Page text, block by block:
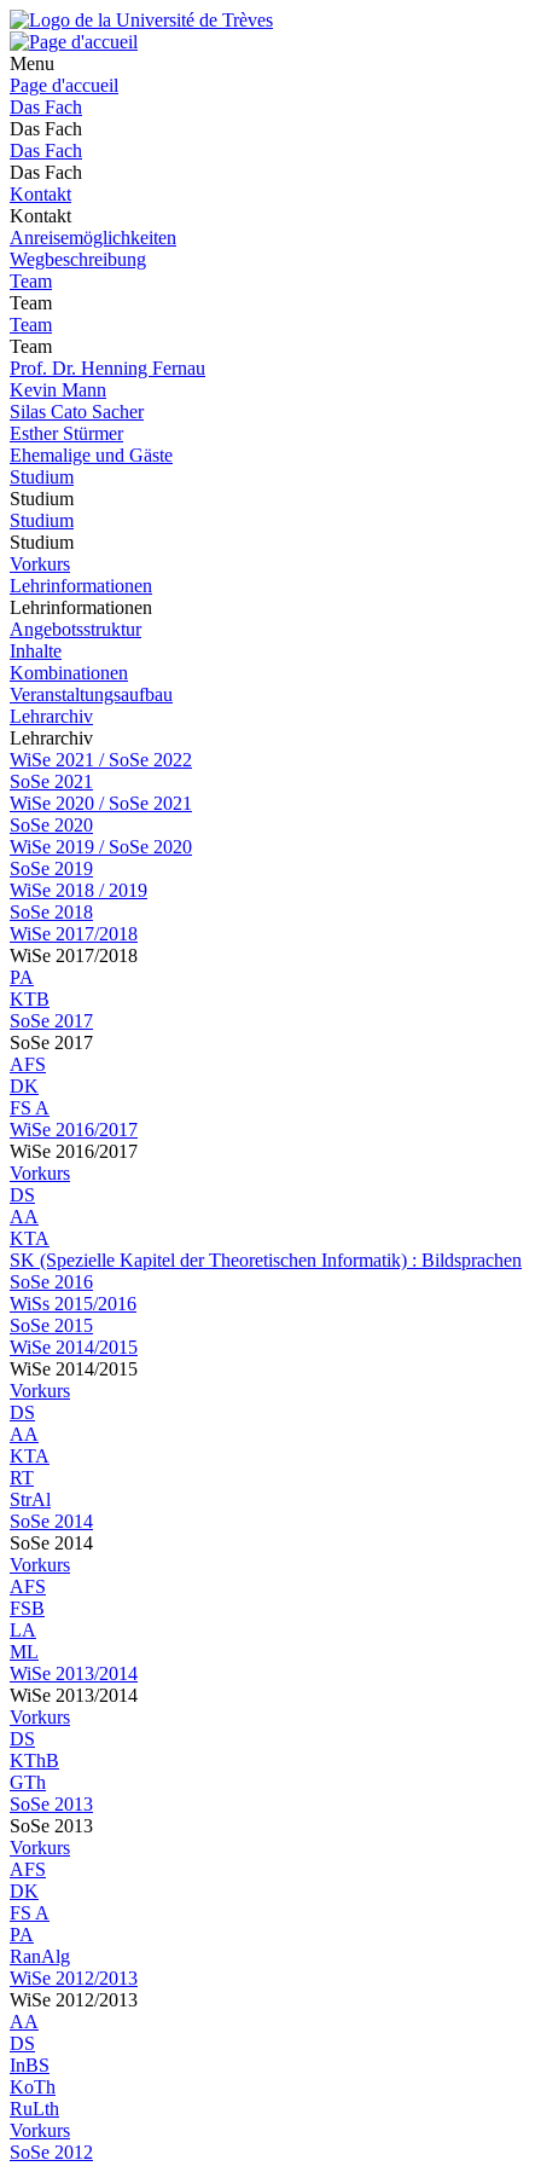
Menu
Page d'accueil
Das Fach
Das Fach
Das Fach
Das Fach
Kontakt
Kontakt
Anreisemöglichkeiten
Wegbeschreibung
Team
Team
Team
Team
Prof. Dr. Henning Fernau
Kevin Mann
Silas Cato Sacher
Esther Stürmer
Ehemalige und Gäste
Studium
Studium
Studium
Studium
Vorkurs
Lehrinformationen
Lehrinformationen
Angebotsstruktur
Inhalte
Kombinationen
Veranstaltungsaufbau
Lehrarchiv
Lehrarchiv
WiSe 2021 / SoSe 2022
SoSe 2021
WiSe 2020 / SoSe 2021
SoSe 2020
WiSe 2019 / SoSe 2020
SoSe 2019
WiSe 2018 / 2019
SoSe 2018
WiSe 2017/2018
WiSe 2017/2018
PA
KTB
SoSe 2017
SoSe 2017
AFS
DK
FS A
WiSe 2016/2017
WiSe 2016/2017
Vorkurs
DS
AA
KTA
SK (Spezielle Kapitel der Theoretischen Informatik) : Bildsprachen
SoSe 2016
WiSs 2015/2016
SoSe 2015
WiSe 2014/2015
WiSe 2014/2015
Vorkurs
DS
AA
KTA
RT
StrAl
SoSe 2014
SoSe 2014
Vorkurs
AFS
FSB
LA
ML
WiSe 2013/2014
WiSe 2013/2014
Vorkurs
DS
KThB
GTh
SoSe 2013
SoSe 2013
Vorkurs
AFS
DK
FS A
PA
RanAlg
WiSe 2012/2013
WiSe 2012/2013
AA
DS
InBS
KoTh
RuLth
Vorkurs
SoSe 2012